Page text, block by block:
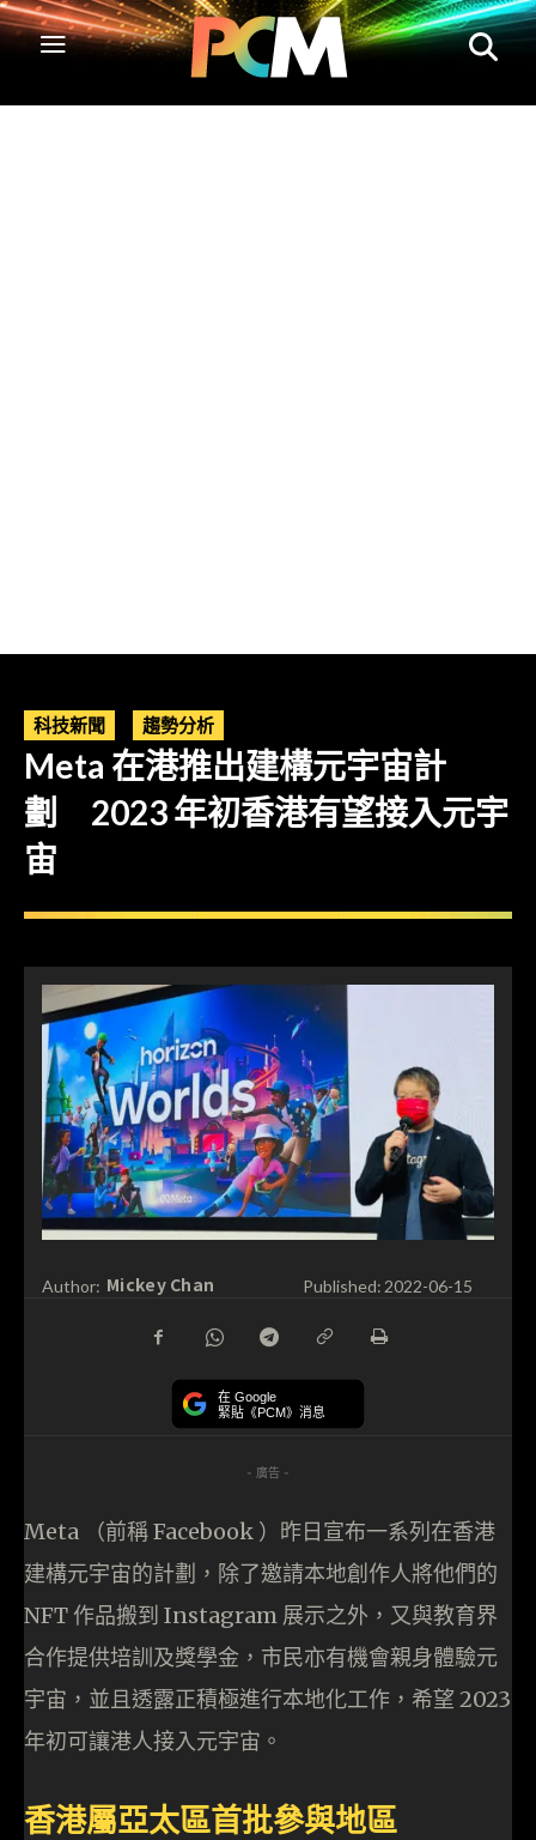
科技新聞 趨勢分析
Meta 在港推出建構元宇宙計
劃 2023 年初香港有望接入元宇
宙
Author: Mickey Chan Published: 2022-06-15
在 Google
緊貼《PCM》消息
- 廣告 -
Meta （前稱 Facebook ）昨日宣布一系列在香港
建構元宇宙的計劃，除了邀請本地創作人將他們的
NFT 作品搬到 Instagram 展示之外，又與教育界
合作提供培訓及獎學金，市民亦有機會親身體驗元
宇宙，並且透露正積極進行本地化工作，希望 2023
年初可讓港人接入元宇宙。
香港屬亞太區首批參與地區